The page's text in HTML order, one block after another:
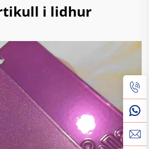
i lidhur